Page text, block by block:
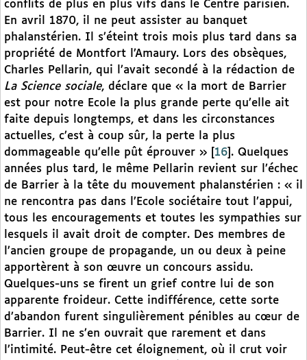
conflits de plus en plus vifs dans le Centre parisien.
En avril 1870, il ne peut assister au banquet
phalanstérien. Il s’éteint trois mois plus tard dans sa
propriété de Montfort l’Amaury. Lors des obsèques,
Charles Pellarin, qui l’avait secondé à la rédaction de
La Science sociale, déclare que « la mort de Barrier
est pour notre Ecole la plus grande perte qu’elle ait
faite depuis longtemps, et dans les circonstances
actuelles, c’est à coup sûr, la perte la plus
dommageable qu’elle pût éprouver »
16 . Quelques
années plus tard, le même Pellarin revient sur l’échec
de Barrier à la tête du mouvement phalanstérien : « il
ne rencontra pas dans l’Ecole sociétaire tout l’appui,
tous les encouragements et toutes les sympathies sur
lesquels il avait droit de compter. Des membres de
l’ancien groupe de propagande, un ou deux à peine
apportèrent à son œuvre un concours assidu.
Quelques-uns se firent un grief contre lui de son
apparente froideur. Cette indifférence, cette sorte
d’abandon furent singulièrement pénibles au cœur de
Barrier. Il ne s’en ouvrait que rarement et dans
l’intimité. Peut-être cet éloignement, où il crut voir